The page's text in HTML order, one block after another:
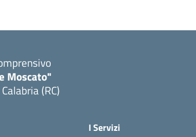
Moscato"
(RC)
I Servizi